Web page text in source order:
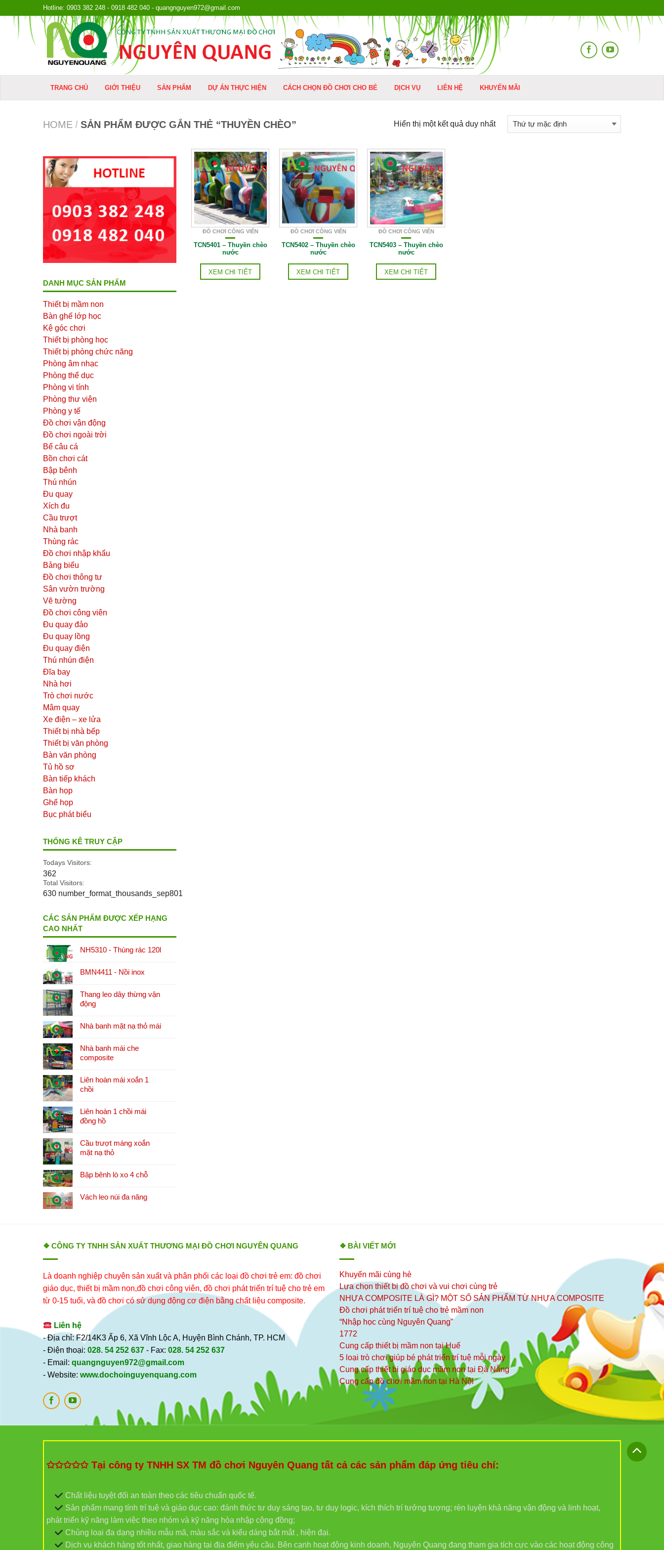
Hotline: 0903 382 248 - 0918 482 040 - quangnguyen972@gmail.com
TRANG CHỦ GIỚI THIỆU SẢN PHẨM DỰ ÁN THỰC HIỆN CÁCH CHỌN ĐỒ CHƠI CHO BÉ DỊCH VỤ LIÊN HỆ KHUYẾN MÃI
HOME / SẢN PHẨM ĐƯỢC GẮN THẺ “THUYỀN CHÈO” Hiển thị một kết quả duy nhất
ĐỒ CHƠI CÔNG VIÊN
TCN5401 – Thuyền chèo
nước
XEM CHI TIẾT
ĐỒ CHƠI CÔNG VIÊN
TCN5402 – Thuyền chèo
nước
XEM CHI TIẾT
ĐỒ CHƠI CÔNG VIÊN
TCN5403 – Thuyền chèo
nước
XEM CHI TIẾT
DANH MỤC SẢN PHẨM
Thiết bị mầm non
Bàn ghế lớp học
Kệ góc chơi
Thiết bị phòng học
Thiết bị phòng chức năng
Phòng âm nhạc
Phòng thể dục
Phòng vi tính
Phòng thư viện
Phòng y tế
Đồ chơi vận động
Đồ chơi ngoài trời
Bể câu cá
Bồn chơi cát
Bập bênh
Thú nhún
Đu quay
Xích đu
Cầu trượt
Nhà banh
Thùng rác
Đồ chơi nhập khẩu
Bảng biểu
Đồ chơi thông tư
Sân vườn trường
Vẽ tường
Đồ chơi công viên
Đu quay đảo
Đu quay lồng
Đu quay điện
Thú nhún điện
Đĩa bay
Nhà hơi
Trò chơi nước
Mâm quay
Xe điện – xe lửa
Thiết bị nhà bếp
Thiết bị văn phòng
Bàn văn phòng
Tủ hồ sơ
Bàn tiếp khách
Bàn họp
Ghế họp
Bục phát biểu
THỐNG KÊ TRUY CẬP
Todays Visitors:
362
Total Visitors:
630 number_format_thousands_sep801
CÁC SẢN PHẨM ĐƯỢC XẾP HẠNG
CAO NHẤT
NH5310 - Thùng rác 120l
BMN4411 - Nồi inox
Thang leo dây thừng vận
động
Nhà banh mặt nạ thỏ mái
Nhà banh mái che
composite
Liên hoàn mái xoắn 1
chồi
Liên hoàn 1 chồi mái
đồng hồ
Cầu trượt máng xoắn
mặt nạ thỏ
Bập bênh lò xo 4 chỗ
Vách leo núi đa năng
❖ CÔNG TY TNHH SẢN XUẤT THƯƠNG MẠI ĐỒ CHƠI NGUYÊN QUANG
Là doanh nghiệp chuyên sản xuất và phân phối các loại đồ chơi trẻ em: đồ chơi
giáo dục, thiết bị mầm non,đồ chơi công viên, đồ chơi phát triển trí tuệ cho trẻ em
từ 0-15 tuổi, và đồ chơi có sử dụng động cơ điện bằng chất liệu composite.
Liên hệ
- Địa chỉ: F2/14K3 Ấp 6, Xã Vĩnh Lộc A, Huyện Bình Chánh, TP. HCM
- Điện thoại: 028. 54 252 637 - Fax: 028. 54 252 637
- Email: quangnguyen972@gmail.com
- Website: www.dochoinguyenquang.com
❖ BÀI VIẾT MỚI
Khuyến mãi cùng hè
Lựa chọn thiết bị đồ chơi và vui chơi cùng trẻ
NHỰA COMPOSITE LÀ GÌ? MỘT SỐ SẢN PHẨM TỪ NHỰA COMPOSITE
Đồ chơi phát triển trí tuệ cho trẻ mầm non
“Nhập học cùng Nguyên Quang”
1772
Cung cấp thiết bị mầm non tại Huế
5 loại trò chơi giúp bé phát triển trí tuệ mỗi ngày
Cung cấp thiết bị giáo dục mầm non tại Đà Nẵng
Cung cấp đồ chơi mầm non tại Hà Nội
✩✩✩✩✩ Tại công ty TNHH SX TM đồ chơi Nguyên Quang tất cả các sản phẩm đáp ứng tiêu chí:
Chất liệu tuyệt đối an toàn theo các tiêu chuẩn quốc tế.
Sản phẩm mang tính trí tuệ và giáo dục cao: đánh thức tư duy sáng tạo, tư duy logic, kích thích trí tưởng tượng; rèn luyện khả năng vận động và linh hoạt,
phát triển kỹ năng làm việc theo nhóm và kỹ năng hòa nhập cộng đồng;
Chủng loại đa dạng nhiều mẫu mã, màu sắc và kiểu dáng bắt mắt , hiện đại.
Dịch vụ khách hàng tốt nhất, giao hàng tại địa điểm yêu cầu. Bên cạnh hoạt động kinh doanh, Nguyên Quang đang tham gia tích cực vào các hoạt động công